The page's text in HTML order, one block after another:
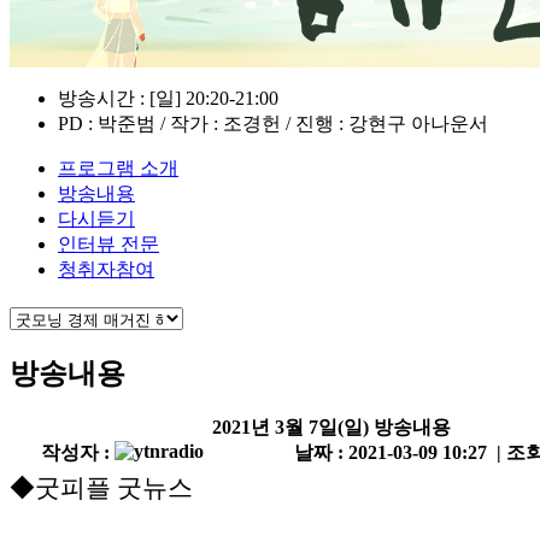
방송시간 : [일] 20:20-21:00
PD : 박준범 / 작가 : 조경헌 / 진행 : 강현구 아나운서
프로그램 소개
방송내용
다시듣기
인터뷰 전문
청취자참여
방송내용
2021년 3월 7일(일) 방송내용
작성자 :
날짜 : 2021-03-09 10:27 | 조
◆굿피플 굿뉴스